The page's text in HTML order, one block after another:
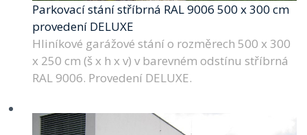
Parkovací stání stříbrná RAL 9006 500 x 300 cm
provedení DELUXE
Hliníkové garážové stání o rozměrech 500 x 300
x 250 cm (š x h x v) v barevném odstínu stříbrná
RAL 9006. Provedení DELUXE.